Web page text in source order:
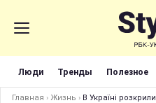
Люди Тренды Полезное
Главная › Жизнь › В Україні